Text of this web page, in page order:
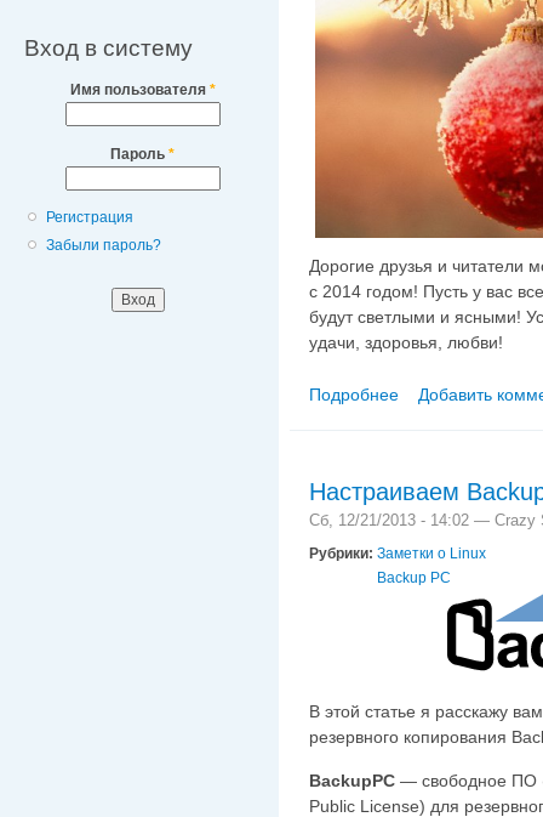
Вход в систему
Имя пользователя *
Пароль *
Регистрация
Забыли пароль?
Дорогие друзья и читатели
с 2014 годом! Пусть у вас
будут светлыми и ясными!
удачи, здоровья, любви!
Подробнее о С НОВЫМ 2014
Добавить
Настраиваем
Сб, 12/21/2013 - 14:02 — Crazy
Рубрики: Заметки о Linux
Backup PC
В этой статье я расскажу
резервного копирования
BackupPC — свободное ПО
Public License) для